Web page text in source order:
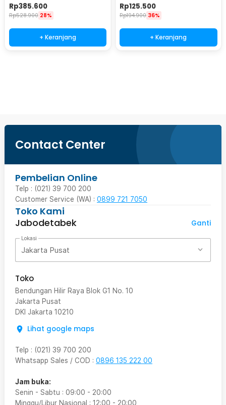
120dB - S1
Rp385.600
Rp528.900 28%
+ Keranjang
PCS - SU-668
Rp125.500
Rp194.900 36%
+ Keranjang
Contact Center
Pembelian Online
Telp : (021) 39 700 200
Customer Service (WA) : 0899 721 7050
Toko Kami
Jabodetabek
Ganti
Lokasi
Jakarta Pusat
Toko
Bendungan Hilir Raya Blok G1 No. 10
Jakarta Pusat
DKI Jakarta 10210
Lihat google maps
Telp : (021) 39 700 200
Whatsapp Sales / COD : 0896 135 222 00
Jam buka:
Senin - Sabtu : 09:00 - 20:00
Minggu/Libur Nasional : 12:00 - 20:00